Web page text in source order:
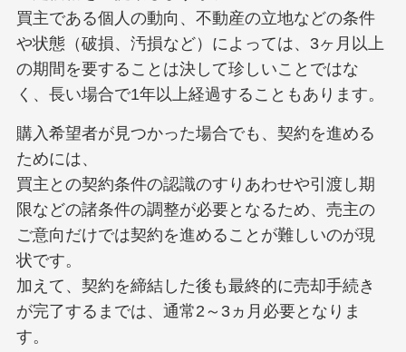
買主である個人の動向、不動産の立地などの条件
や状態（破損、汚損など）によっては、3ヶ月以上
の期間を要することは決して珍しいことではな
く、長い場合で1年以上経過することもあります。
購入希望者が見つかった場合でも、契約を進める
ためには、
買主との契約条件の認識のすりあわせや引渡し期
限などの諸条件の調整が必要となるため、売主の
ご意向だけでは契約を進めることが難しいのが現
状です。
加えて、契約を締結した後も最終的に売却手続き
が完了するまでは、通常2～3ヵ月必要となりま
す。